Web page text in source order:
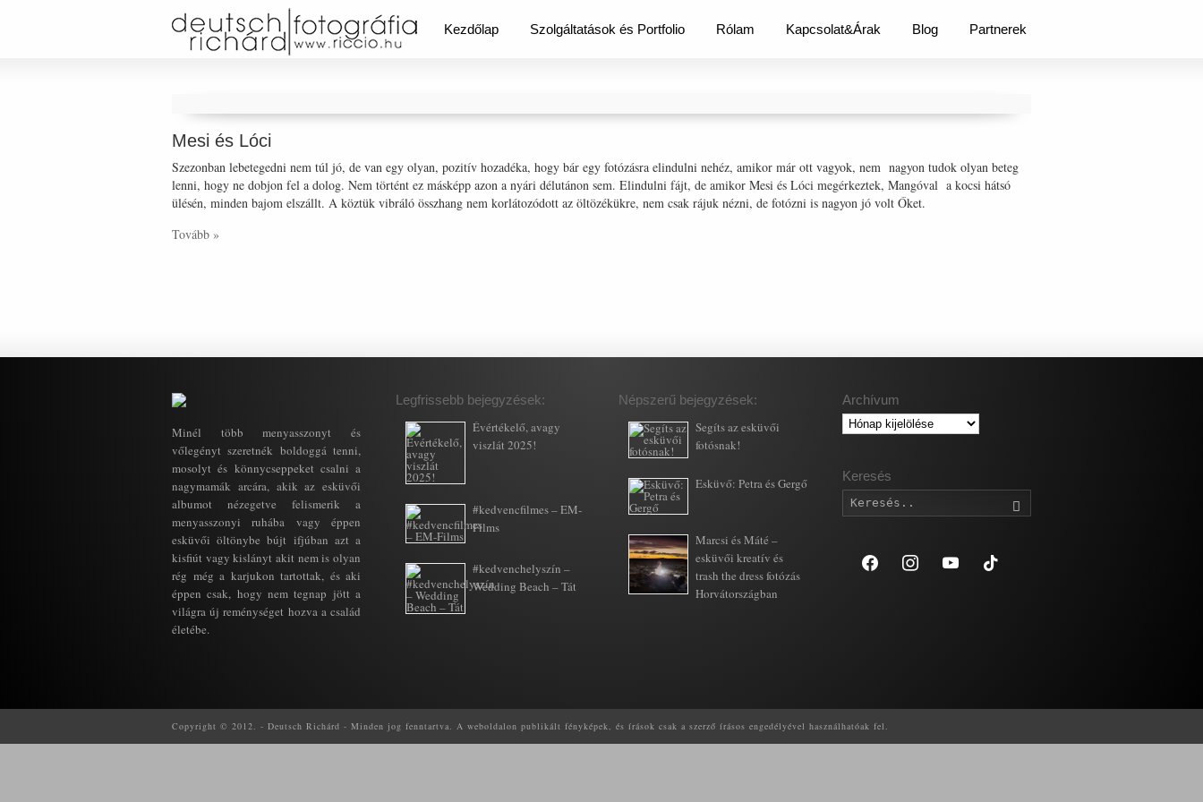
Kezdőlap Szolgáltatások és Portfolio Rólam Kapcsolat&Árak Blog Partnerek
Mesi és Lóci
Szezonban lebetegedni nem túl jó, de van egy olyan, pozitív hozadéka, hogy bár egy fotózásra elindulni nehéz, amikor már ott vagyok, nem nagyon tudok olyan beteg
lenni, hogy ne dobjon fel a dolog. Nem történt ez másképp azon a nyári délutánon sem. Elindulni fájt, de amikor Mesi és Lóci megérkeztek, Mangóval a kocsi hátsó
ülésén, minden bajom elszállt. A köztük vibráló összhang nem korlátozódott az öltözékükre, nem csak rájuk nézni, de fotózni is nagyon jó volt Őket.
Tovább »
Minél több menyasszonyt és
vőlegényt szeretnék boldoggá tenni,
mosolyt és könnycseppeket csalni a
nagymamák arcára, akik az esküvői
albumot nézegetve felismerik a
menyasszonyi ruhába vagy éppen
esküvői öltönybe bújt ifjúban azt a
kisfiút vagy kislányt akit nem is olyan
rég még a karjukon tartottak, és aki
éppen csak, hogy nem tegnap jött a
világra új reménységet hozva a család
életébe.
Legfrissebb bejegyzések:
Évértékelő, avagy
viszlát 2025!
#kedvencfilmes – EM-
Films
#kedvenchelyszín –
Wedding Beach – Tát
Népszerű bejegyzések:
Segíts az esküvői
fotósnak!
Esküvő: Petra és Gergő
Marcsi és Máté –
esküvői kreatív és
trash the dress fotózás
Horvátországban
Archívum
Archívum
Keresés
Keresés
facebook instagram youtube tiktok
Copyright © 2012. - Deutsch Richárd - Minden jog fenntartva. A weboldalon publikált fényképek, és írások csak a szerző írásos engedélyével használhatóak fel.